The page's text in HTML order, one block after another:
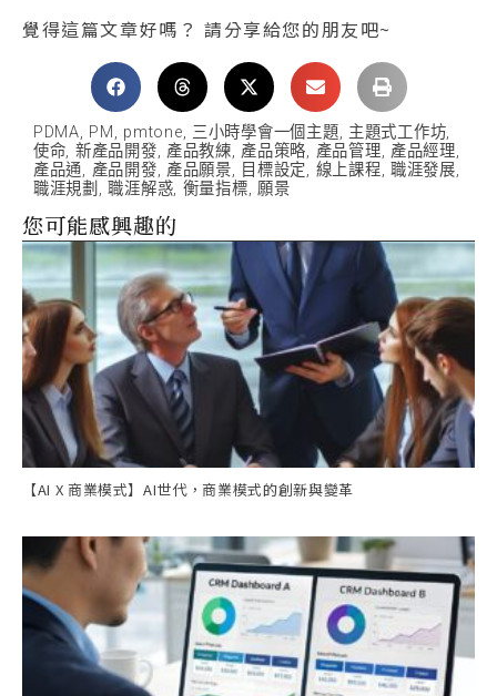
覺得這篇文章好嗎？ 請分享給您的朋友吧~
PDMA, PM, pmtone, 三小時學會一個主題, 主題式工作坊,
使命, 新產品開發, 產品教練,產品策略, 產品管理, 產品經理,
產品通, 產品開發, 產品願景, 目標設定, 線上課程, 職涯發展,
職涯規劃 ,職涯解惑, 衡量指標,願景
您可能感興趣的
【AI X 商業模式】AI世代，商業模式的創新與變革